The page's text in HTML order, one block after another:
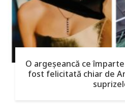
O argeşeancă ce
fost felicitată chiar de